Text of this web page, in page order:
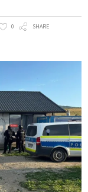
0 SHARE